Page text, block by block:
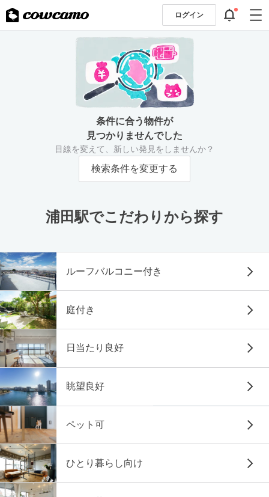
ログイン
条件に合う物件が
見つかりませんでした
目線を変えて、新しい発見をしませんか？
検索条件を変更する
浦田駅でこだわりから探す
ルーフバルコニー付き
庭付き
日当たり良好
眺望良好
ペット可
ひとり暮らし向け